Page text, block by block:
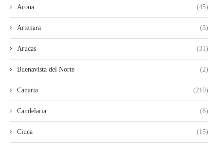
Arona (45)
Artenara (3)
Arucas (31)
Buenavista del Norte (2)
Canaria (210)
Candelaria (6)
Ciuca (15)